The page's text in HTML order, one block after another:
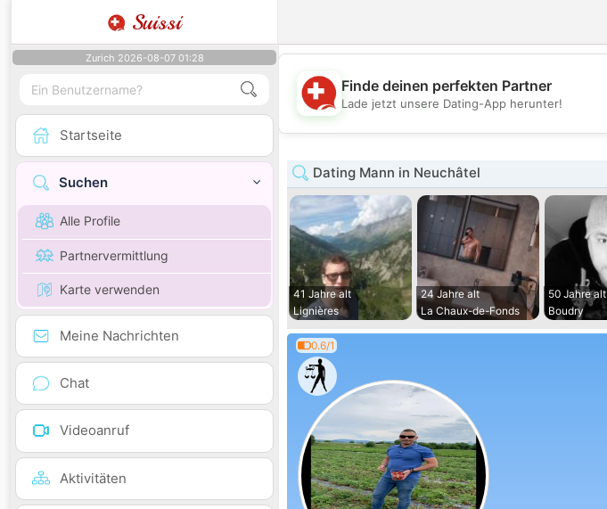
Suissi
Zurich 2026-08-07 01:28
Startseite
Suchen
Alle Profile
Partnervermittlung
Karte verwenden
Meine Nachrichten
Chat
Videoanruf
Aktivitäten
Finde deinen perfekten Partner
Lade jetzt unsere Dating-App herunter!
Dating Mann in Neuchâtel
41 Jahre alt
Lignières
24 Jahre alt
La Chaux-de-Fonds
50 Jahre alt
Boudry
0.6/1